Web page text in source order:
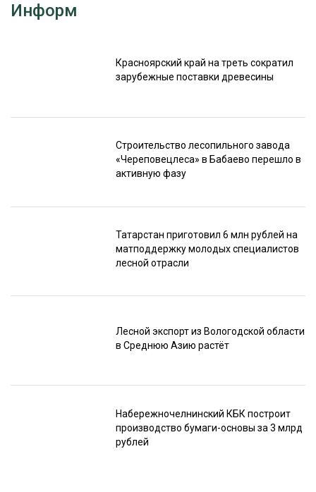
Информ
Красноярский край на треть сократил
зарубежные поставки древесины
Строительство лесопильного завода
«Череповецлеса» в Бабаево перешло в
активную фазу
Татарстан приготовил 6 млн рублей на
матподдержку молодых специалистов
лесной отрасли
Лесной экспорт из Вологодской области
в Среднюю Азию растёт
Набережночелнинский КБК построит
производство бумаги-основы за 3 млрд
рублей